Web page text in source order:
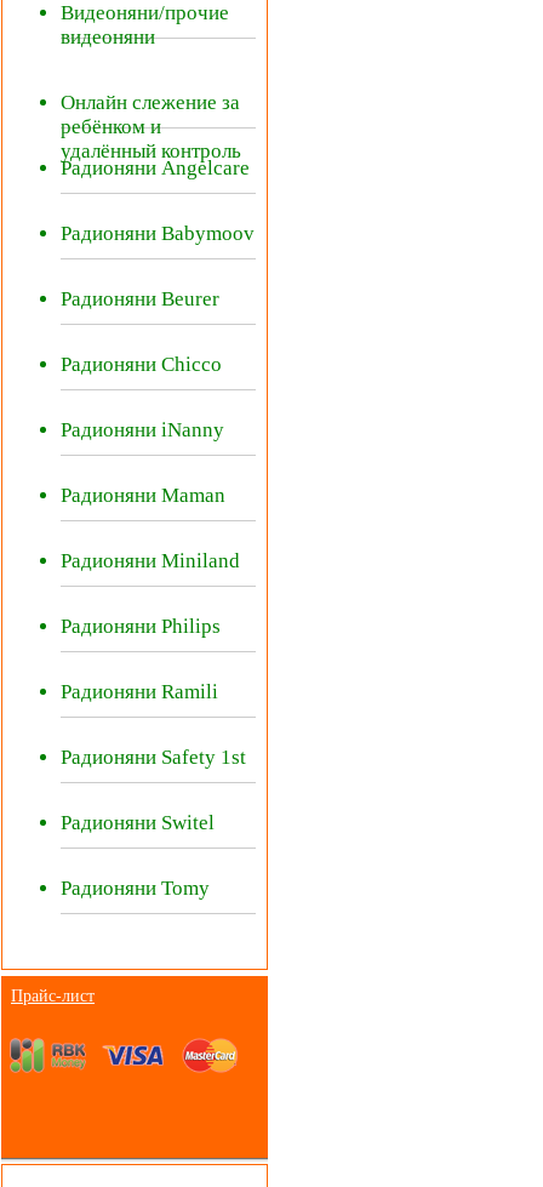
Видеоняни/прочие
видеоняни
Онлайн слежение за
ребёнком и
удалённый контроль
Радионяни Angelcare
Радионяни Babymoov
Радионяни Beurer
Радионяни Chicco
Радионяни iNanny
Радионяни Maman
Радионяни Miniland
Радионяни Philips
Радионяни Ramili
Радионяни Safety 1st
Радионяни Switel
Радионяни Tomy
Прайс-лист